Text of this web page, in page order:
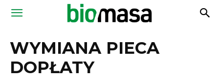
Magazyn
WYMIANA PIECA
DOPŁATY